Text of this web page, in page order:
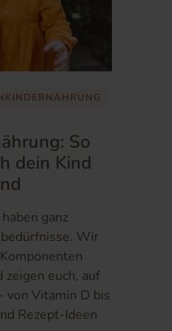
So
dein Kind
ganz
Wir
euch, auf
von Vitamin D bis
Rezept-Ideen